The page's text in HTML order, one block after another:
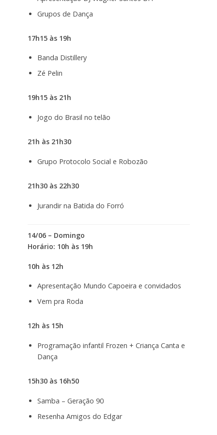
Grupos de Dança
17h15 às 19h
Banda Distillery
Zé Pelin
19h15 às 21h
Jogo do Brasil no telão
21h às 21h30
Grupo Protocolo Social e Robozão
21h30 às 22h30
Jurandir na Batida do Forró
14/06 – Domingo
Horário: 10h às 19h
10h às 12h
Apresentação Mundo Capoeira e convidados
Vem pra Roda
12h às 15h
Programação infantil Frozen + Criança Canta e
Dança
15h30 às 16h50
Samba – Geração 90
Resenha Amigos do Edgar